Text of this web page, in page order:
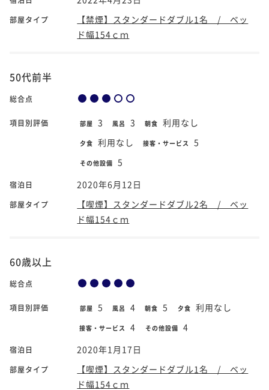
部屋タイプ
【禁煙】スタンダードダブル1名 / ベッ
ド幅154ｃｍ
50代前半
総合点
項目別評価 部屋 3 風呂 3 朝食 利用なし
夕食 利用なし 接客・サービス 5
その他設備 5
宿泊日 2020年6月12日
部屋タイプ
【喫煙】スタンダードダブル2名 / ベッ
ド幅154ｃｍ
60歳以上
総合点
項目別評価 部屋 5 風呂 4 朝食 5 夕食 利用なし
接客・サービス 4 その他設備 4
宿泊日 2020年1月17日
部屋タイプ
【喫煙】スタンダードダブル1名 / ベッ
ド幅154ｃｍ